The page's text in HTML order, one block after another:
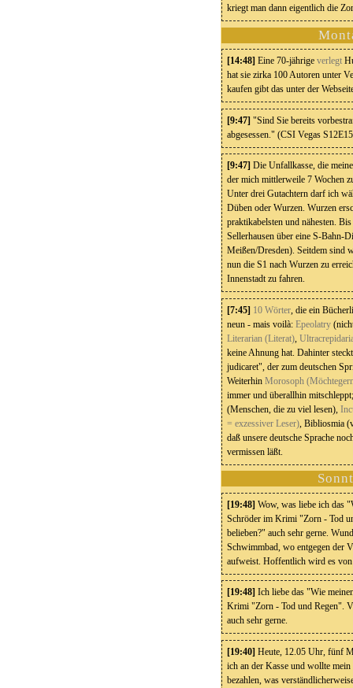
kriegt man dann eigentlich die
[14:48] Eine 70-jährige verlegt
hat sie zirka 100 Autoren unter
kaufen gibt das unter der
[9:47] "Sind Sie bereits
abgesessen." (CSI Vegas
[9:47] Die Unfallkasse, die
der mich mittlerweile 7 Wochen
Unter drei Gutachtern darf ich
Düben oder Wurzen. Wurzen
praktikabelsten und nähesten.
Sellerhausen über eine S-Bahn-
Meißen/Dresden). Seitdem sind
nun die S1 nach Wurzen zu
Innenstadt zu fahren.
[7:45] 10 Wörter, die ein
neun - mais voilà: Epeolatry
Literarian (Literat),
keine Ahnung hat. Dahinter
judicaret", der zum deutschen
Weiterhin Morosoph
immer und überallhin
(Menschen, die zu viel lesen),
= exzessiver Leser), Bibliosmia
daß unsere deutsche Sprache
vermissen läßt.
[19:48] Wow, was liebe ich das
Schröder im Krimi "Zorn - Tod
belieben?" auch sehr gerne.
Schwimmbad, wo entgegen der
aufweist. Hoffentlich wird es
[19:48] Ich liebe das "Wie
Krimi "Zorn - Tod und Regen".
auch sehr gerne.
[19:40] Heute, 12.05 Uhr, fünf
ich an der Kasse und wollte
bezahlen, was